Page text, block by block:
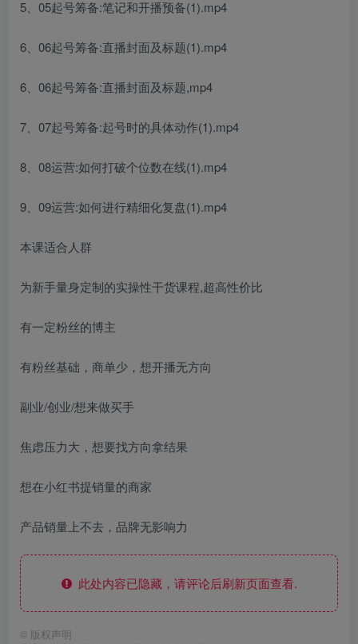
5、05起号筹备:笔记和开播预备(1).mp4
6、06起号筹备:直播封面及标题(1).mp4
6、06起号筹备:直播封面及标题,mp4
7、07起号筹备:起号时的具体动作(1).mp4
8、08运营:如何打破个位数在线(1).mp4
9、09运营:如何进行精细化复盘(1).mp4
本课适合人群
为新手量身定制的实操性干货课程,超高性价比
有一定粉丝的博主
有粉丝基础，商单少，想开播无方向
副业/创业/想来做买手
焦虑压力大，想要找方向拿结果
想在小红书提销量的商家
产品销量上不去，品牌无影响力
此处内容已隐藏，请评论后刷新页面查看.
© 版权声明